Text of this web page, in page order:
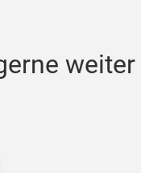
weiter